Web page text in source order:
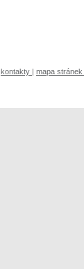
kontakty | mapa stránek